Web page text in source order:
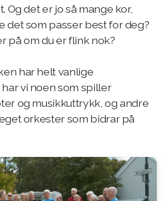
Og det er jo så mange kor,
det som passer best for deg?
på om du er flink nok?
har helt vanlige
vi noen som spiller
og musikkuttrykk, og andre
orkester som bidrar på